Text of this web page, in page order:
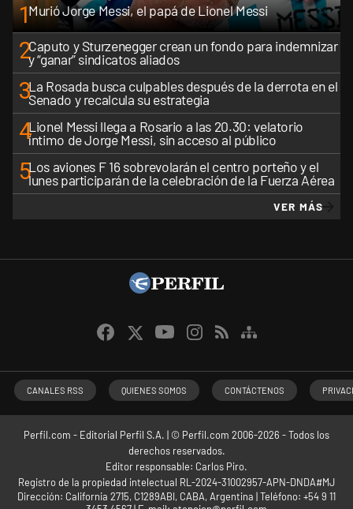
1Murió Jorge Messi, el papá de Lionel Messi
2Caputo y Sturzenegger crean un fondo para indemnizar
y “ganar” sindicatos aliados
3La Rosada busca culpables después de la derrota en el
Senado y recalcula su estrategia
4Lionel Messi llega a Rosario a las 20.30: velatorio
íntimo de Jorge Messi, sin acceso al público
5Los aviones F 16 sobrevolarán el centro porteño y el
lunes participarán de la celebración de la Fuerza Aérea
VER MÁS
CANALES RSS QUIENES SOMOS CONTÁCTENOS
Perfil.com - Editorial Perfil S.A. | © Perfil.com 2006-2026 - Todos los
derechos reservados.
Editor responsable: Carlos Piro.
Registro de la propiedad intelectual RL-2024-31002957-APN-DNDA#MJ
Dirección: California 2715, C1289ABI, CABA, Argentina | Teléfono: +54 9 11